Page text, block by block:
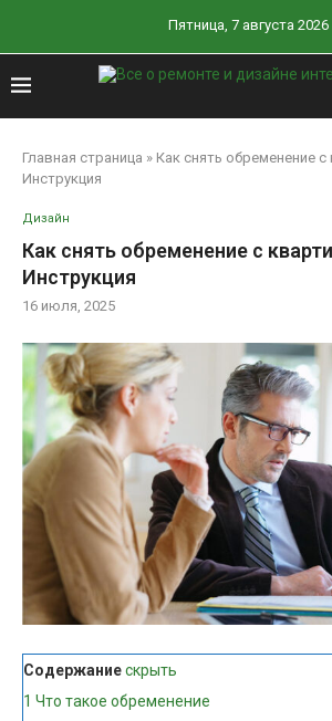
Пятница, 7 августа 2026
Главная страница » Как снять обременение
Инструкция
Дизайн
Как снять обременение с
Инструкция
16 июля, 2025
Содержаниескрыть
1 Что такое обременение